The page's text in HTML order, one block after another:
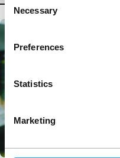
Selection
Necessary
Preferences
Statistics
Marketing